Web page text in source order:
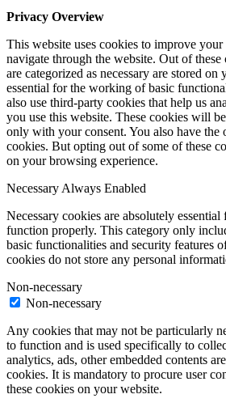
Privacy Overview
This website uses cookies to improve
navigate through the website. Out of these
are categorized as necessary are stored on
essential for the working of basic
also use third-party cookies that help us
you use this website. These cookies will
only with your consent. You also have the
cookies. But opting out of some of these
on your browsing experience.
Necessary Always Enabled
Necessary cookies are absolutely
function properly. This category only
basic functionalities and security features
cookies do not store any personal
Non-necessary
Non-necessary
Any cookies that may not be particularly
to function and is used specifically to
analytics, ads, other embedded contents
cookies. It is mandatory to procure user
these cookies on your website.